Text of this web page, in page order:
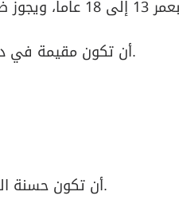
2- أن تكون مقيمة في دولة الإمارات العربية المتحدة مع ذويها لمدة لا تقل عن 5 سنوات وفي إمارة الشارقة تحديداً.
5- أن تكون حسنة السيرة والسلوك وتضيف قيمة من خلال المشاركة مع أقرانها في مراكز سجايا فتيات الشارقة.